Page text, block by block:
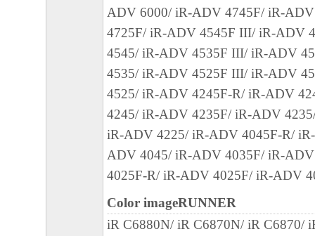
ADV 6000/ iR-ADV 4745F/ iR-
4725F/ iR-ADV 4545F III/ iR-ADV
4545/ iR-ADV 4535F III/ iR-ADV
4535/ iR-ADV 4525F III/ iR-ADV
4525/ iR-ADV 4245F-R/ iR-ADV
4245/ iR-ADV 4235F/ iR-ADV
iR-ADV 4225/ iR-ADV 4045F-R/
ADV 4045/ iR-ADV 4035F/ iR-
4025F-R/ iR-ADV 4025F/ iR-ADV
Color imageRUNNER
iR C6880N/ iR C6870N/ iR C6870/